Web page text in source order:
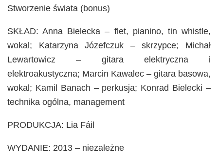
Stworzenie świata (bonus)
SKŁAD: Anna Bielecka – flet, pianino, tin whistle,
wokal; Katarzyna Józefczuk – skrzypce; Michał
Lewartowicz – gitara elektryczna i
elektroakustyczna; Marcin Kawalec – gitara basowa,
wokal; Kamil Banach – perkusja; Konrad Bielecki –
technika ogólna, management
PRODUKCJA: Lia Fáil
WYDANIE: 2013 – niezależne